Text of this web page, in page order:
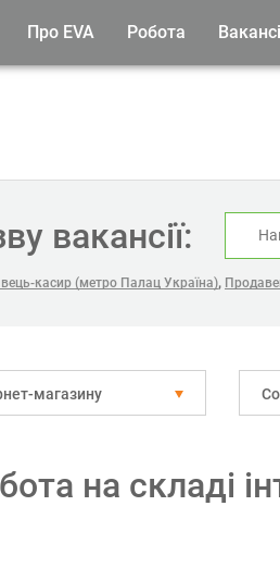
Про EVA Робота
вакансії:
касир (метро Палац Україна),
магазину
на складі